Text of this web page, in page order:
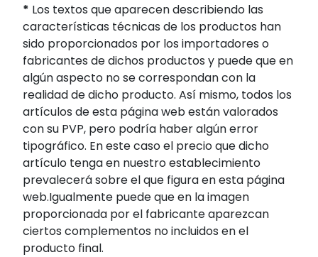
* Los textos que aparecen describiendo las
características técnicas de los productos han
sido proporcionados por los importadores o
fabricantes de dichos productos y puede que en
algún aspecto no se correspondan con la
realidad de dicho producto. Así mismo, todos los
artículos de esta página web están valorados
con su PVP, pero podría haber algún error
tipográfico. En este caso el precio que dicho
artículo tenga en nuestro establecimiento
prevalecerá sobre el que figura en esta página
web.Igualmente puede que en la imagen
proporcionada por el fabricante aparezcan
ciertos complementos no incluidos en el
producto final.